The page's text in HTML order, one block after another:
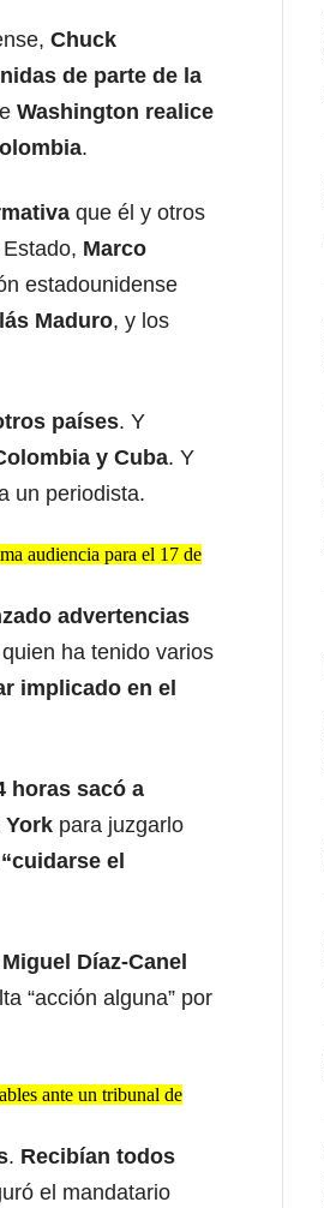
Chuck
de parte de la
Washington realice
.
que él y otros
Marco
estadounidense
Maduro, y los
países. Y
y Cuba. Y
un periodista.
audiencia para el 17 de
advertencias
ha tenido varios
implicado en el
horas sacó a
York para juzgarlo
el
Díaz-Canel
“acción alguna” por
ante un tribunal de
. Recibían todos
el mandatario